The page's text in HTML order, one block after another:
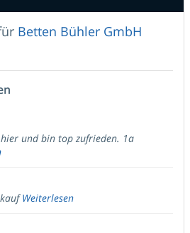
Betten Bühler GmbH
und bin top zufrieden. 1a
Weiterlesen